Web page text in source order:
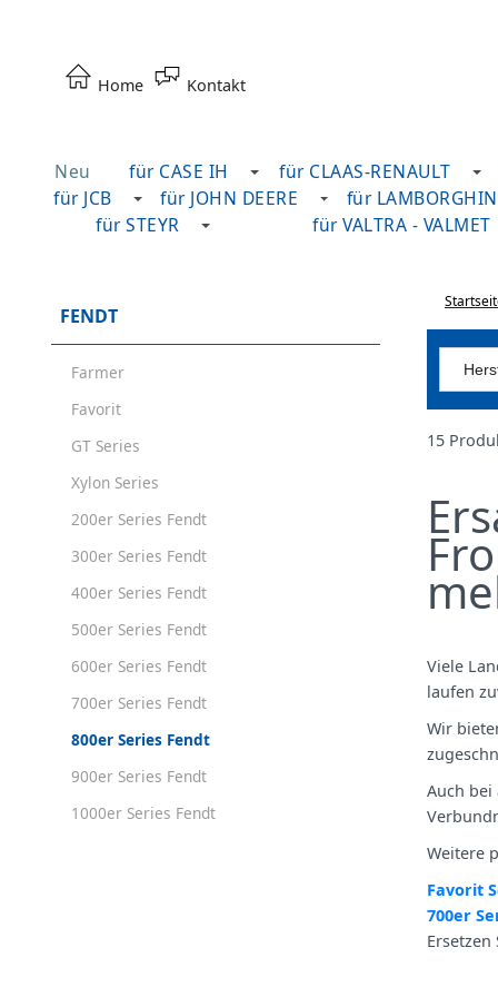
Home Kontakt
Neu für CASE IH für CLAAS-RENAULT
für JCB
für JOHN DEERE für
für STEYR
für VALTRA - VALMET
FENDT
Farmer
Favorit
GT Series
Xylon Series
200er Series Fendt
300er Series Fendt
400er Series Fendt
500er Series Fendt
600er Series Fendt
700er Series Fendt
800er Series Fendt
900er Series Fendt
1000er Series Fendt
15
Viele
laufen
Wir
Auch bei
Weitere
Favorit
700er